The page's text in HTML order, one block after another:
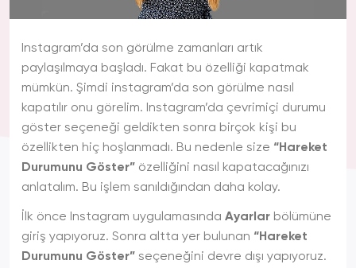
Instagram’da son görülme zamanları artık
paylaşılmaya başladı. Fakat bu özelliği kapatmak
mümkün. Şimdi instagram’da son görülme nasıl
kapatılır onu görelim. Instagram’da çevrimiçi durumu
göster seçeneği geldikten sonra birçok kişi bu
özellikten hiç hoşlanmadı. Bu nedenle size “Hareket
Durumunu Göster” özelliğini nasıl kapatacağınızı
anlatalım. Bu işlem sanıldığından daha kolay.
İlk önce Instagram uygulamasında Ayarlar bölümüne
giriş yapıyoruz. Sonra altta yer bulunan “Hareket
Durumunu Göster” seçeneğini devre dışı yapıyoruz.